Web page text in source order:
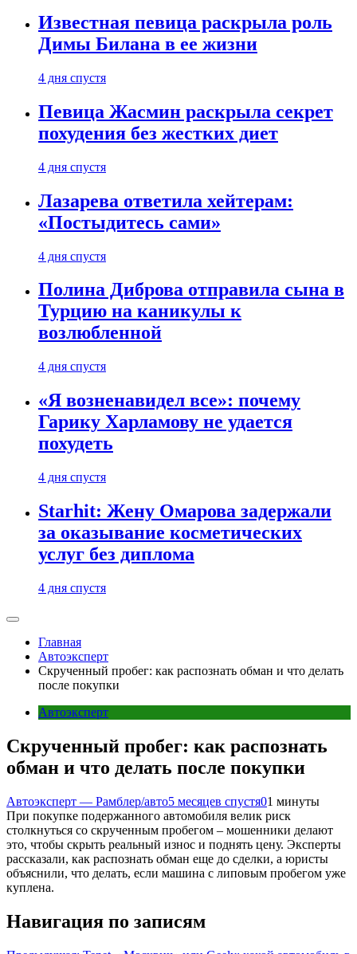
Известная певица раскрыла роль
Димы Билана в ее жизни
4 дня спустя
Певица Жасмин раскрыла секрет
похудения без жестких диет
4 дня спустя
Лазарева ответила хейтерам:
«Постыдитесь сами»
4 дня спустя
Полина Диброва отправила сына в
Турцию на каникулы к
возлюбленной
4 дня спустя
«Я возненавидел все»: почему
Гарику Харламову не удается
похудеть
4 дня спустя
Starhit: Жену Омарова задержали
за оказывание косметических
услуг без диплома
4 дня спустя
Главная
Автоэксперт
Скрученный пробег: как распознать обман и что делать
после покупки
Автоэксперт
Скрученный пробег: как распознать
обман и что делать после покупки
Автоэксперт — Рамблер/авто5 месяцев спустя01 минуты
При покупке подержанного автомобиля велик риск
столкнуться со скрученным пробегом – мошенники делают
это, чтобы скрыть реальный износ и поднять цену. Эксперты
рассказали, как распознать обман еще до сделки, а юристы
объяснили, что делать, если машина с липовым пробегом уже
куплена.
Навигация по записям